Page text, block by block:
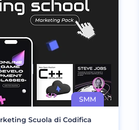
Scuola di Codifica